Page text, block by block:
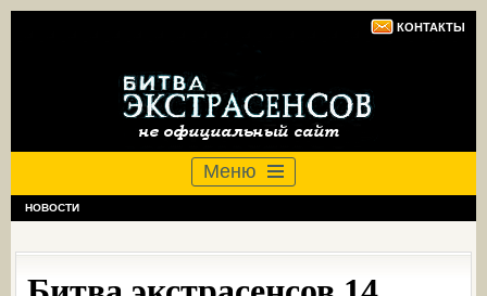
КОНТАКТЫ
Меню
НОВОСТИ